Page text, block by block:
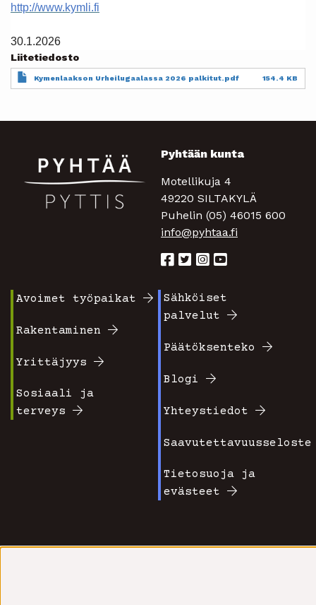
http://www.kymli.fi
30.1.2026
Liitetiedosto
Document
Kymenlaakson Urheilugaalassa 2026 palkitut.pdf 154.4 KB
Pyhtään kunta
Motellikuja 4
49220 SILTAKYLÄ
Puhelin (05) 46015 600
info@pyhtaa.fi
valikko
1
Avoimet työpaikat
Rakentaminen
Yrittäjyys
Sosiaali ja
terveys
Footer
2
Sähköiset
palvelut
Päätöksenteko
Blogi
Yhteystiedot
Saavutettavuusseloste
Tietosuoja ja
evästeet